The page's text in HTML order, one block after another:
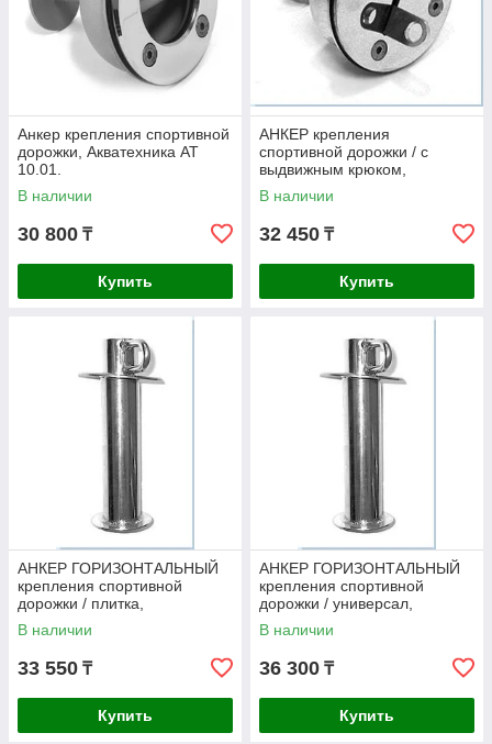
Анкер крепления спортивной
дорожки, Акватехника АТ
10.01.
В наличии
30 800 ₸
Купить
АНКЕР крепления
спортивной дорожки / с
выдвижным крюком,
Акватехника АТ 10.02.
В наличии
32 450 ₸
Купить
АНКЕР ГОРИЗОНТАЛЬНЫЙ
крепления спортивной
дорожки / плитка,
Акватехника АТ 10.03.
В наличии
33 550 ₸
Купить
АНКЕР ГОРИЗОНТАЛЬНЫЙ
крепления спортивной
дорожки / универсал,
Акватехника АТ 10.07.
В наличии
36 300 ₸
Купить